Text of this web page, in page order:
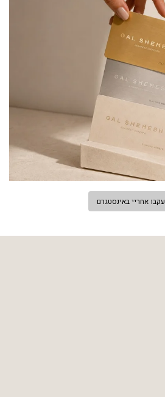
עקבו אחריי באינסטגרם